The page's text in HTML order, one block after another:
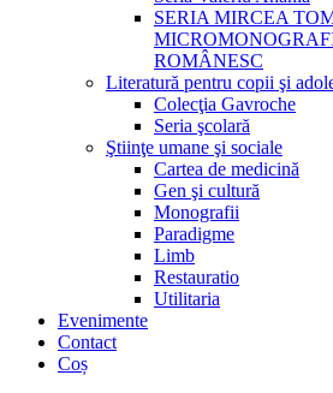
SERIA MIRCEA
ROMÂNESC
Literatură pentru copii şi
Colecţia Gavroche
Seria şcolară
Ştiinţe umane şi sociale
Cartea de medicină
Gen şi cultură
Monografii
Paradigme
Limb
Restauratio
Utilitaria
Evenimente
Contact
Coș